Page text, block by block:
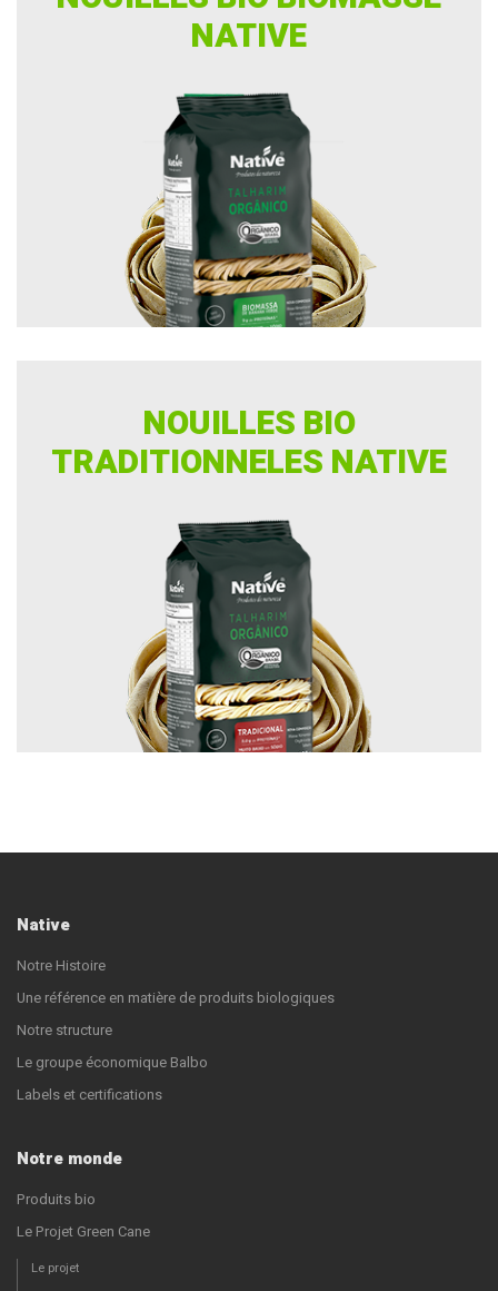
NATIVE
NOUILLES BIO
TRADITIONNELES NATIVE
Native
Notre Histoire
Une référence en matière de produits biologiques
Notre structure
Le groupe économique Balbo
Labels et certifications
Notre monde
Produits bio
Le Projet Green Cane
Le projet